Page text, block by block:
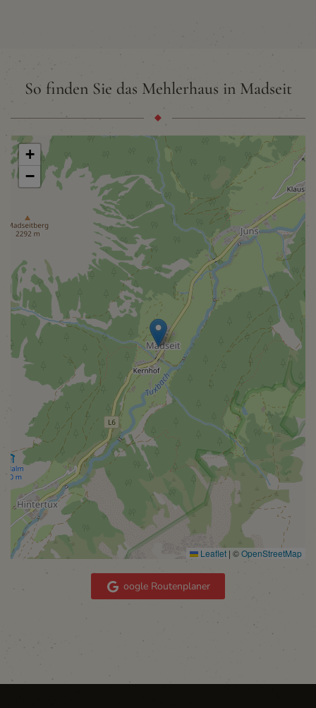
So finden Sie das Mehlerhaus in Madseit
+
−
Leaflet | ©OpenStreetMap
oogle Routenplaner